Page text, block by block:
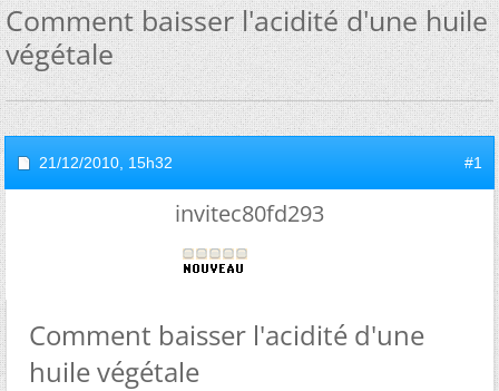
Comment baisser l'acidité d'une huile
végétale
21/12/2010, 15h32 #1
invitec80fd293
Comment baisser l'acidité d'une
huile végétale